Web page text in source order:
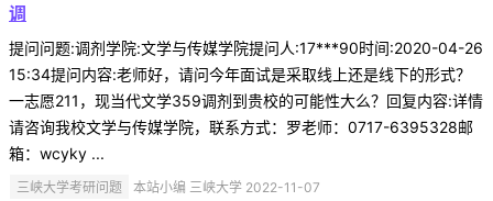
调
提问问题:调剂学院:文学与传媒学院提问人:17***90时间:2020-04-26
15:34提问内容:老师好，请问今年面试是采取线上还是线下的形式？
一志愿211，现当代文学359调剂到贵校的可能性大么？回复内容:详情
请咨询我校文学与传媒学院，联系方式：罗老师：0717-6395328邮
箱：wcyky ...
三峡大学考研问题 本站小编 三峡大学 2022-11-07